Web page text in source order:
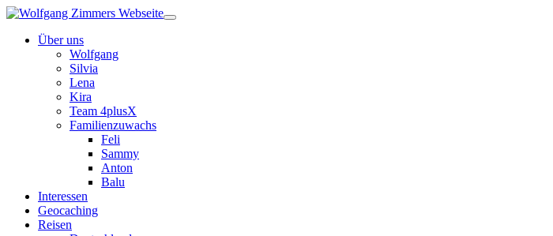
Über uns
Wolfgang
Silvia
Lena
Kira
Team 4plusX
Familienzuwachs
Feli
Sammy
Anton
Balu
Interessen
Geocaching
Reisen